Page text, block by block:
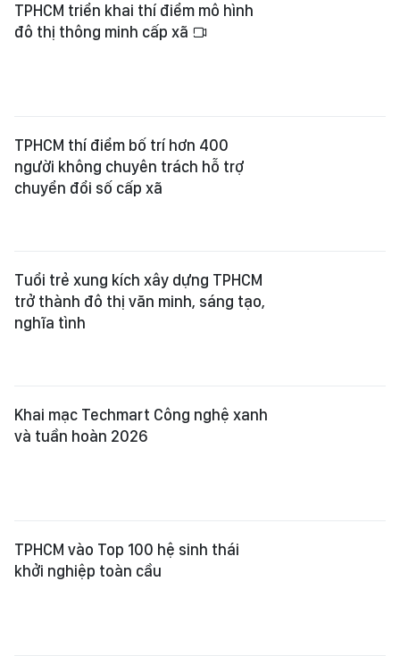
TPHCM triển khai thí điểm mô hình
đô thị thông minh cấp xã
TPHCM thí điểm bố trí hơn 400
người không chuyên trách hỗ trợ
chuyển đổi số cấp xã
Tuổi trẻ xung kích xây dựng TPHCM
trở thành đô thị văn minh, sáng tạo,
nghĩa tình
Khai mạc Techmart Công nghệ xanh
và tuần hoàn 2026
TPHCM vào Top 100 hệ sinh thái
khởi nghiệp toàn cầu